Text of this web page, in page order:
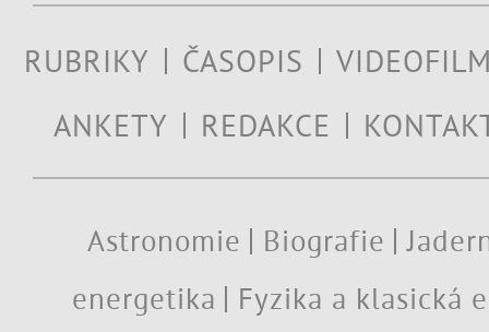
RUBRIKY ČASOPIS
ANKETY
REDAKCE
Astronomie Biografie
energetika
Fyzika a klasická